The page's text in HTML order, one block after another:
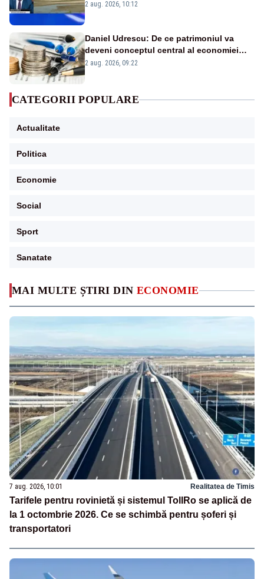
MAI MULTE ȘTIRI DIN ECONOMIE
7 aug. 2026, 10:01 Realitatea de Timis
Tarifele pentru rovinietă și sistemul TollRo se aplică de
la 1 octombrie 2026. Ce se schimbă pentru șoferi și
transportatori
protejăm și natura, dar nu șținem omaneii
2 aug. 2026, 10:12
Daniel Udrescu: De ce patrimoniul va
deveni conceptul central al economiei
viitoare?
2 aug. 2026, 09:22
CATEGORII POPULARE
Actualitate
Politica
Economie
Social
Sport
Sanatate